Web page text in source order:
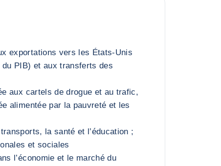
exportations vers les États-Unis
PIB) et aux transferts des
aux cartels de drogue et au trafic,
alimentée par la pauvreté et les
la santé et l’éducation ;
et sociales
l’économie et le marché du